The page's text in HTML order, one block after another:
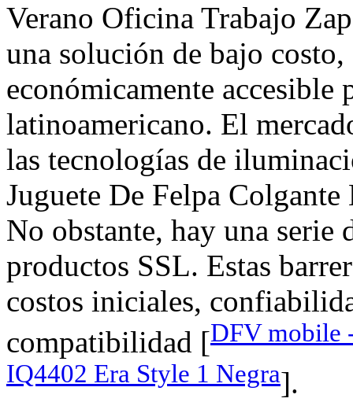
Verano Oficina Trabajo
una solución de bajo
económicamente accesible
latinoamericano. El
las tecnologías de
Juguete De Felpa
No obstante, hay una serie
productos SSL. Estas
costos iniciales,
compatibilidad [DFV mobile
IQ4402 Era Style 1 Negra].